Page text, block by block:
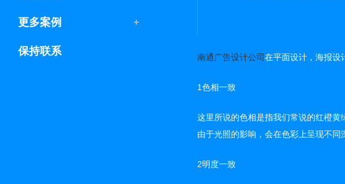
更多案例
保持联系 南通广告设计公司在平面设计，海报设
1色相一致
这里所说的色相是指我们常说的红橙黄
由于光照的影响，会在色彩上呈现不同
2明度一致